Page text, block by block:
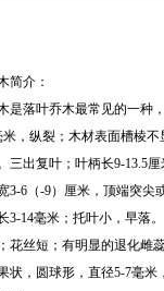
简介：
是落叶乔木最常见的一种
米，纵裂；木材表面槽棱
三出复叶；叶柄长9-13.5
3-6（-9）厘米，顶端突尖
3-14毫米；托叶小，早落
花丝短；有明显的退化雌
状，圆球形，直径5-7毫